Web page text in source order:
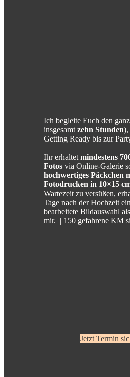
Ich begleite Euch den
insgesamt zehn Stunden),
Getting Ready bis zur
Ihr erhaltet mindestens
Fotosvia Online-Galerie
hochwertiges Päckchen
Fotodrucken in 10×15
Wartezeit zu versüßen,
Tage nach der Hochzeit
bearbeitete Bildauswahl als
mir. | 150 gefahrene KM
Jetzt Termin